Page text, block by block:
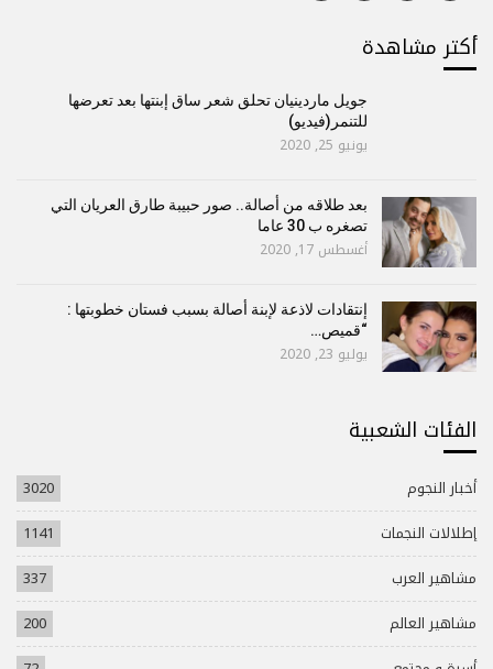
أكتر مشاهدة
جويل ماردينيان تحلق شعر ساق إبنتها بعد تعرضها
للتنمر(فيديو)
يونيو 25, 2020
بعد طلاقه من أصالة.. صور حبيبة طارق العريان التي
تصغره ب 30 عاما
أغسطس 17, 2020
إنتقادات لاذعة لإبنة أصالة بسبب فستان خطوبتها :
“قميص…
يوليو 23, 2020
الفئات الشعبية
أخبار النجوم
3020
إطلالات النجمات
1141
مشاهير العرب
337
مشاهير العالم
200